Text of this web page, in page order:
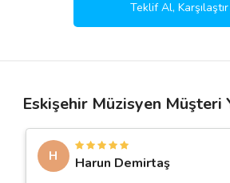
Teklif Al, Karşılaştır
Eskişehir Müzisyen Müşteri
H
Harun Demirtaş